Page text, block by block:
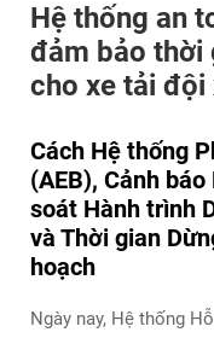
Hệ thống an
đảm bảo thời
cho xe tải đội
Cách Hệ thống
(AEB), Cảnh
soát Hành trình
và Thời gian
hoạch
Ngày nay, Hệ thống